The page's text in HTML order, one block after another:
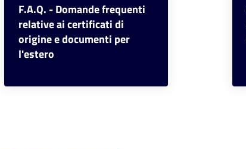
F.A.Q. - Domande frequenti
relative ai certificati di
origine e documenti per
l'estero